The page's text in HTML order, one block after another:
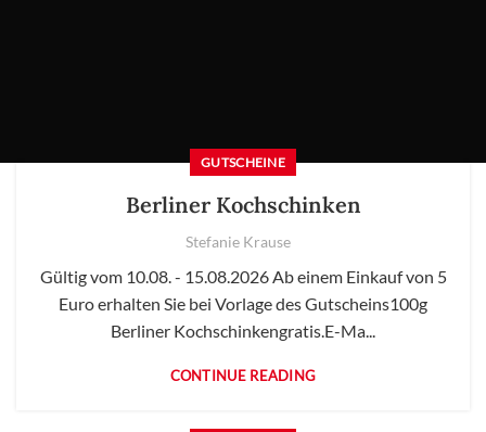
GUTSCHEINE
Berliner Kochschinken
Stefanie Krause
Gültig vom 10.08. - 15.08.2026 Ab einem Einkauf von 5
Euro erhalten Sie bei Vorlage des Gutscheins100g
Berliner Kochschinkengratis.E-Ma...
CONTINUE READING